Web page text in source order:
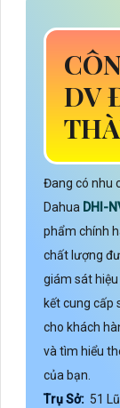
DV
Đang có nhu
Dahua DHI-
phẩm chính
chất lượng
giám sát
kết cung cấp
cho khách
và tìm hiểu
của bạn.
Trụ Sở: 51